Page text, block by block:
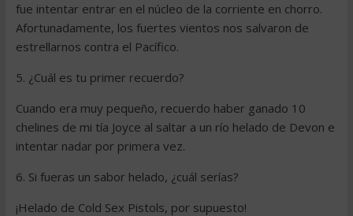
fue intentar entrar en el núcleo de la corriente en chorro.
Afortunadamente, los fuertes vientos nos salvaron de
estrellarnos contra el Pacífico.
5. ¿Cuál es tu primer recuerdo?
Cuando era muy pequeño, recuerdo haber ganado 10
chelines de mi tía Joyce al saltar a un río helado de Devon e
intentar nadar por primera vez.
6. Si fueras un sabor helado, ¿cuál serías?
¡Helado de Cold Sex Pistols, por supuesto!